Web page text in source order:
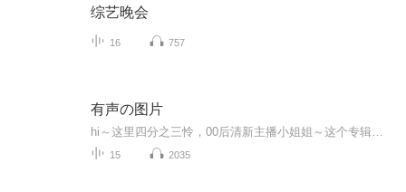
综艺晚会
16 757
有声の图片
15 2035